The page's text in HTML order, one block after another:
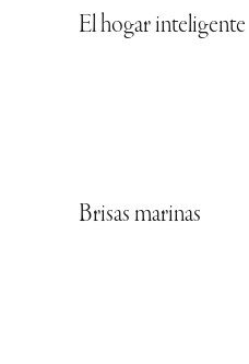
El hogar inteligente
Brisas marinas